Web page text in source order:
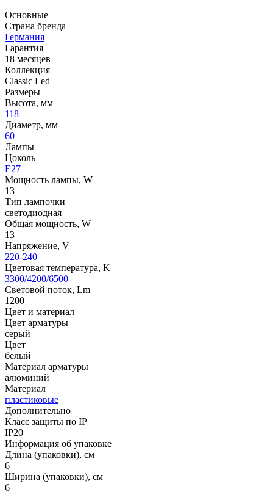
Основные
Страна бренда
Германия
Гарантия
18 месяцев
Коллекция
Classic Led
Размеры
Высота, мм
118
Диаметр, мм
60
Лампы
Цоколь
E27
Мощность лампы, W
13
Тип лампочки
светодиодная
Общая мощность, W
13
Напряжение, V
220-240
Цветовая температура, K
3300/4200/6500
Световой поток, Lm
1200
Цвет и материал
Цвет арматуры
серый
Цвет
белый
Материал арматуры
алюминий
Материал
пластиковые
Дополнительно
Класс защиты по IP
IP20
Информация об упаковке
Длина (упаковки), см
6
Ширина (упаковки), см
6